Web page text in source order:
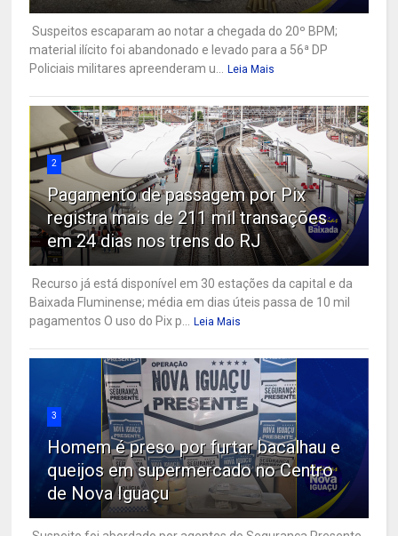
Suspeitos escaparam ao notar a chegada do 20º BPM;
material ilícito foi abandonado e levado para a 56ª DP
Policiais militares apreenderam u...
Leia Mais
2
Pagamento de passagem por Pix
registra mais de 211 mil transações
em 24 dias nos trens do RJ
Recurso já está disponível em 30 estações da capital e da
Baixada Fluminense; média em dias úteis passa de 10 mil
pagamentos O uso do Pix p...
Leia Mais
3
Homem é preso por furtar bacalhau e
queijos em supermercado no Centro
de Nova Iguaçu